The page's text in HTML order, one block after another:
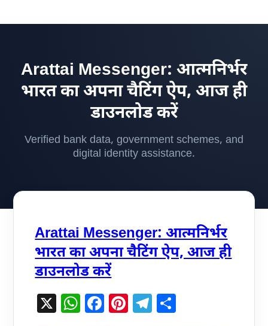
Arattai Messenger: आत्मनिर्भर
भारत का अपना चैटिंग ऐप, आज ही
डाउनलोड करें
Verified bank data, government schemes, and
digital identity assistance.
Arattai Messenger: आत्मनिर्भर
भारत का अपना चैटिंग ऐप, आज ही
डाउनलोड करें
X WhatsApp
Facebook
Pinterest
Telegram